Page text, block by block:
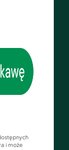
i może